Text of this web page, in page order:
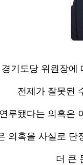
기도당 위원장
전제가 잘못된
루됐다는 의혹은
의혹을 사실로
더 큰